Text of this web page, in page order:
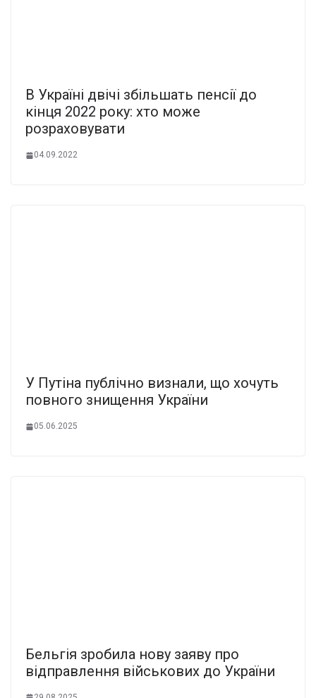
В Україні двічі збільшать пенсії до
кінця 2022 року: хто може
розраховувати
04.09.2022
У Путіна публічно визнали, що хочуть
повного знищення України
05.06.2025
Бельгія зробила нову заяву про
відправлення військових до України